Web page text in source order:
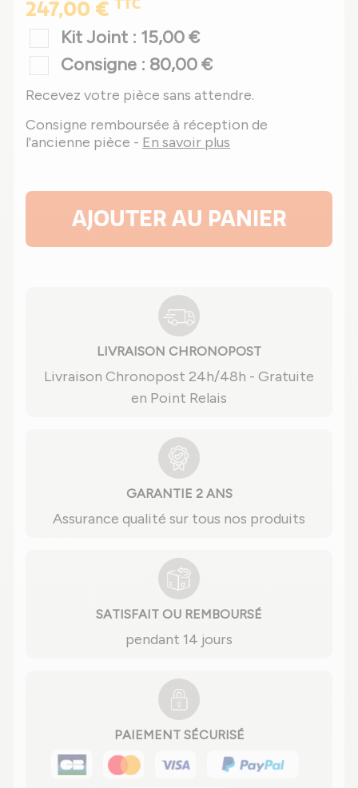
247,00 € TTC
Kit Joint : 15,00 €
Consigne : 80,00 €
Recevez votre pièce sans attendre.
Consigne remboursée à réception de
l'ancienne pièce - En savoir plus
AJOUTER AU PANIER
LIVRAISON CHRONOPOST
Livraison Chronopost 24h/48h - Gratuite
en Point Relais
GARANTIE 2 ANS
Assurance qualité sur tous nos produits
SATISFAIT OU REMBOURSÉ
pendant 14 jours
PAIEMENT SÉCURISÉ